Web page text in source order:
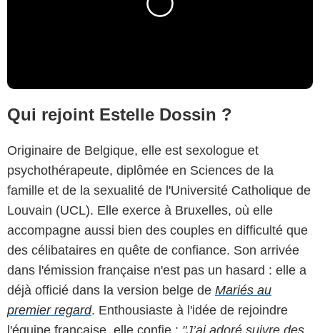
Qui rejoint Estelle Dossin ?
Originaire de Belgique, elle est sexologue et
psychothérapeute, diplômée en Sciences de la
famille et de la sexualité de l'Université Catholique de
Louvain (UCL). Elle exerce à Bruxelles, où elle
accompagne aussi bien des couples en difficulté que
des célibataires en quête de confiance. Son arrivée
dans l'émission française n'est pas un hasard : elle a
déjà officié dans la version belge de Mariés au
premier regard. Enthousiaste à l'idée de rejoindre
l'équipe française, elle confie : "J’ai adoré suivre des